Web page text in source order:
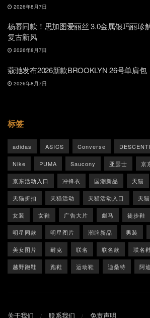
2026年8月7日
杨幂同款！思加图爱丽丝 3.0金属银玛丽珍
复古新风
2026年8月7日
蔻驰发布2026新款BROOKLYN 26号单肩包
2026年8月7日
标签
adidas ASICS Converse
Nike PUMA Saucony 亚瑟士 京
京东活动入口 冲锋衣 国潮新品 天猫
天猫折扣 天猫活动 天猫活动入口 天
女装 女鞋 广告大片 彪马 徒步鞋
明星同款 明星图片 潮牌新品 男装
美女图片 耐克 联名 联名款 联名
越野跑鞋 跑鞋 运动鞋 迪桑特 阿
关于我们 联系我们 免责声明